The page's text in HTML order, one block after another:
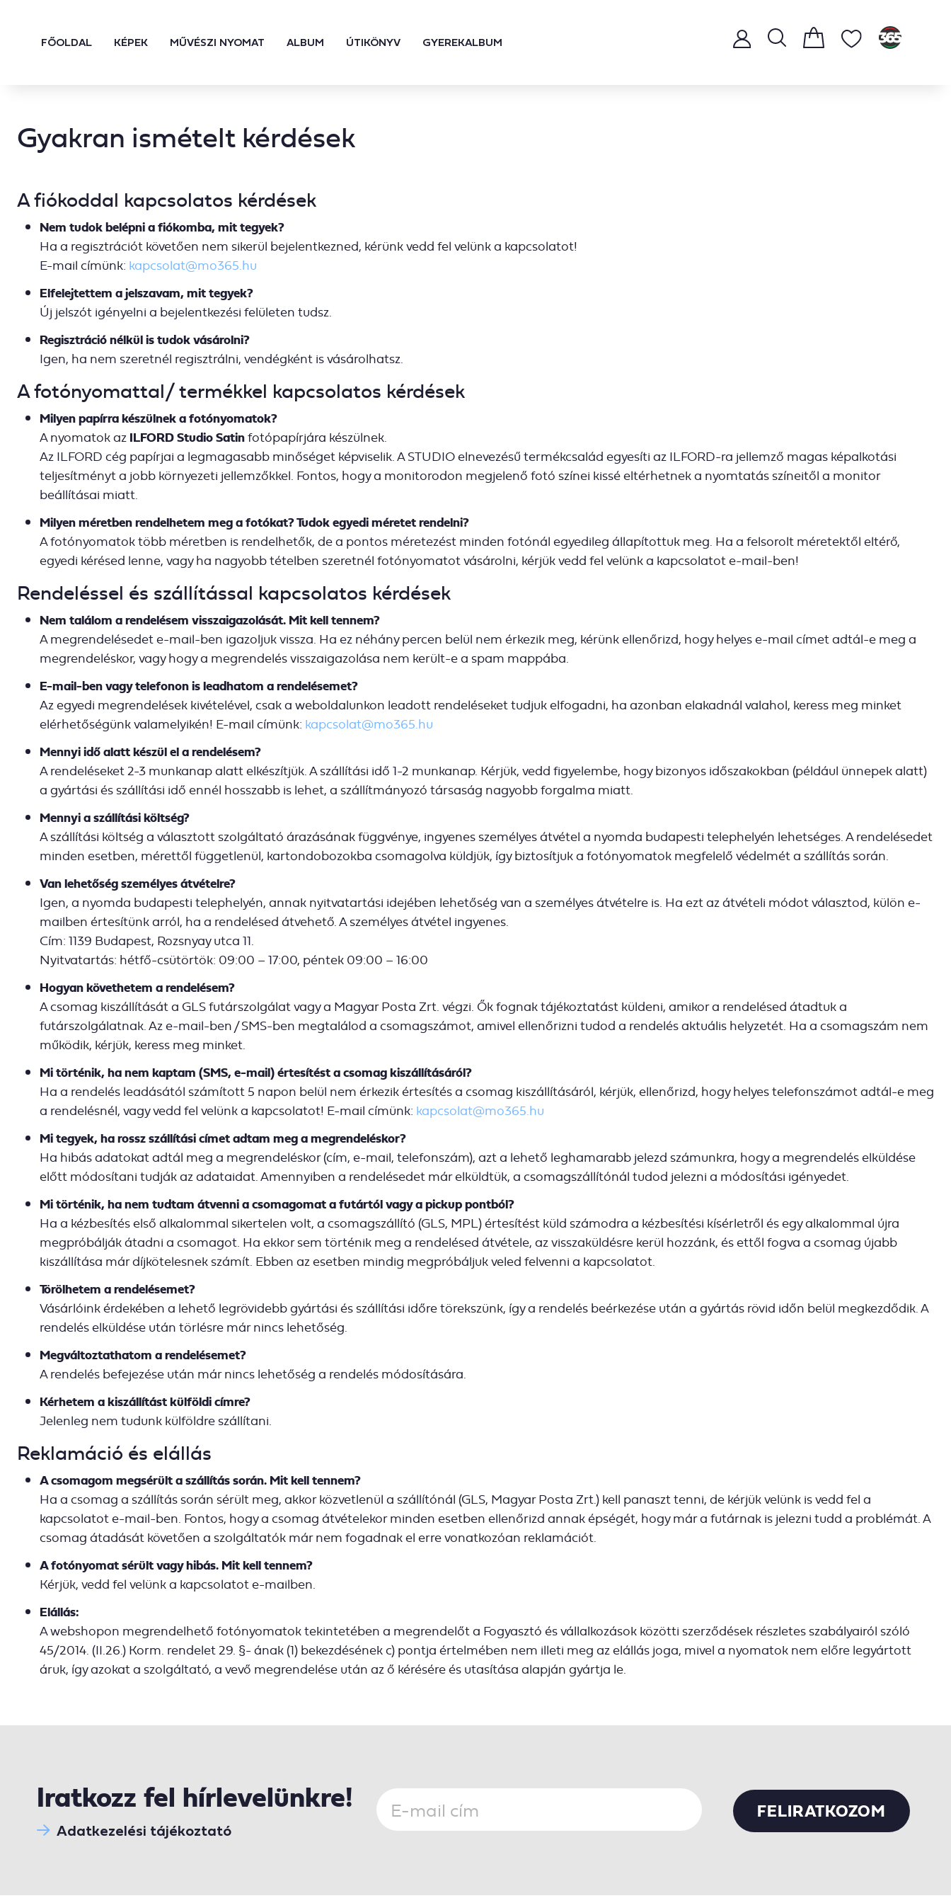
FŐOLDAL KÉPEK MŰVÉSZI NYOMAT ALBUM ÚTIKÖNYV GYEREKALBUM
Gyakran ismételt kérdések
A fiókoddal kapcsolatos kérdések
Nem tudok belépni a fiókomba, mit tegyek?
Ha a regisztrációt követően nem sikerül bejelentkezned, kérünk vedd fel velünk a kapcsolatot!
E-mail címünk: kapcsolat@mo365.hu
Elfelejtettem a jelszavam, mit tegyek?
Új jelszót igényelni a bejelentkezési felületen tudsz.
Regisztráció nélkül is tudok vásárolni?
Igen, ha nem szeretnél regisztrálni, vendégként is vásárolhatsz.
A fotónyomattal/ termékkel kapcsolatos kérdések
Milyen papírra készülnek a fotónyomatok?
A nyomatok azILFORD Studio Satinfotópapírjára készülnek.
Az ILFORD cég papírjai a legmagasabb minőséget képviselik. A STUDIO elnevezésű termékcsalád egyesíti az ILFORD-ra jellemző magas képalkotási
teljesítményt a jobb környezeti jellemzőkkel. Fontos, hogy a monitorodon megjelenő fotó színei kissé eltérhetnek a nyomtatás színeitől a monitor
beállításai miatt.
Milyen méretben rendelhetem meg a fotókat? Tudok egyedi méretet rendelni?
A fotónyomatok több méretben is rendelhetők, de a pontos méretezést minden fotónál egyedileg állapítottuk meg. Ha a felsorolt méretektől eltérő,
egyedi kérésed lenne, vagy ha nagyobb tételben szeretnél fotónyomatot vásárolni, kérjük vedd fel velünk a kapcsolatot e-mail-ben!
Rendeléssel és szállítással kapcsolatos kérdések
Nem találom a rendelésem visszaigazolását. Mit kell tennem?
A megrendelésedet e-mail-ben igazoljuk vissza. Ha ez néhány percen belül nem érkezik meg, kérünk ellenőrizd, hogy helyes e-mail címet adtál-e meg a
megrendeléskor, vagy hogy a megrendelés visszaigazolása nem került-e a spam mappába.
E-mail-ben vagy telefonon is leadhatom a rendelésemet?
Az egyedi megrendelések kivételével, csak a weboldalunkon leadott rendeléseket tudjuk elfogadni, ha azonban elakadnál valahol, keress meg minket
elérhetőségünk valamelyikén! E-mail címünk: kapcsolat@mo365.hu
Mennyi idő alatt készül el a rendelésem?
A rendeléseket 2-3 munkanap alatt elkészítjük. A szállítási idő 1-2 munkanap. Kérjük, vedd figyelembe, hogy bizonyos időszakokban (például ünnepek alatt)
a gyártási és szállítási idő ennél hosszabb is lehet, a szállítmányozó társaság nagyobb forgalma miatt.
Mennyi a szállítási költség?
A szállítási költség a választott szolgáltató árazásának függvénye, ingyenes személyes átvétel a nyomda budapesti telephelyén lehetséges. A rendelésedet
minden esetben, mérettől függetlenül, kartondobozokba csomagolva küldjük, így biztosítjuk a fotónyomatok megfelelő védelmét a szállítás során.
Van lehetőség személyes átvételre?
Igen, a nyomda budapesti telephelyén, annak nyitvatartási idejében lehetőség van a személyes átvételre is. Ha ezt az átvételi módot választod, külön e-
mailben értesítünk arról, ha a rendelésed átvehető. A személyes átvétel ingyenes.
Cím: 1139 Budapest, Rozsnyay utca 11.
Nyitvatartás: hétfő-csütörtök: 09:00 – 17:00, péntek 09:00 – 16:00
Hogyan követhetem a rendelésem?
A csomag kiszállítását a GLS futárszolgálat vagy a Magyar Posta Zrt. végzi. Ők fognak tájékoztatást küldeni, amikor a rendelésed átadtuk a
futárszolgálatnak. Az e-mail-ben / SMS-ben megtalálod a csomagszámot, amivel ellenőrizni tudod a rendelés aktuális helyzetét. Ha a csomagszám nem
működik, kérjük, keress meg minket.
Mi történik, ha nem kaptam (SMS, e-mail) értesítést a csomag kiszállításáról?
Ha a rendelés leadásától számított 5 napon belül nem érkezik értesítés a csomag kiszállításáról, kérjük, ellenőrizd, hogy helyes telefonszámot adtál-e meg
a rendelésnél, vagy vedd fel velünk a kapcsolatot! E-mail címünk: kapcsolat@mo365.hu
Mi tegyek, ha rossz szállítási címet adtam meg a megrendeléskor?
Ha hibás adatokat adtál meg a megrendeléskor (cím, e-mail, telefonszám), azt a lehető leghamarabb jelezd számunkra, hogy a megrendelés elküldése
előtt módosítani tudják az adataidat. Amennyiben a rendelésedet már elküldtük, a csomagszállítónál tudod jelezni a módosítási igényedet.
Mi történik, ha nem tudtam átvenni a csomagomat a futártól vagy a pickup pontból?
Ha a kézbesítés első alkalommal sikertelen volt, a csomagszállító (GLS, MPL) értesítést küld számodra a kézbesítési kísérletről és egy alkalommal újra
megpróbálják átadni a csomagot. Ha ekkor sem történik meg a rendelésed átvétele, az visszaküldésre kerül hozzánk, és ettől fogva a csomag újabb
kiszállítása már díjkötelesnek számít. Ebben az esetben mindig megpróbáljuk veled felvenni a kapcsolatot.
Törölhetem a rendelésemet?
Vásárlóink érdekében a lehető legrövidebb gyártási és szállítási időre törekszünk, így a rendelés beérkezése után a gyártás rövid időn belül megkezdődik. A
rendelés elküldése után törlésre már nincs lehetőség.
Megváltoztathatom a rendelésemet?
A rendelés befejezése után már nincs lehetőség a rendelés módosítására.
Kérhetem a kiszállítást külföldi címre?
Jelenleg nem tudunk külföldre szállítani.
Reklamáció és elállás
A csomagom megsérült a szállítás során. Mit kell tennem?
Ha a csomag a szállítás során sérült meg, akkor közvetlenül a szállítónál (GLS, Magyar Posta Zrt.) kell panaszt tenni, de kérjük velünk is vedd fel a
kapcsolatot e-mail-ben. Fontos, hogy a csomag átvételekor minden esetben ellenőrizd annak épségét, hogy már a futárnak is jelezni tudd a problémát. A
csomag átadását követően a szolgáltatók már nem fogadnak el erre vonatkozóan reklamációt.
A fotónyomat sérült vagy hibás. Mit kell tennem?
Kérjük, vedd fel velünk a kapcsolatot e-mailben.
Elállás:
A webshopon megrendelhető fotónyomatok tekintetében a megrendelőt a Fogyasztó és vállalkozások közötti szerződések részletes szabályairól szóló
45/2014. (II.26.) Korm. rendelet 29. §- ának (1) bekezdésének c) pontja értelmében nem illeti meg az elállás joga, mivel a nyomatok nem előre legyártott
áruk, így azokat a szolgáltató, a vevő megrendelése után az ő kérésére és utasítása alapján gyártja le.
Iratkozz fel hírlevelünkre!
Adatkezelési tájékoztató